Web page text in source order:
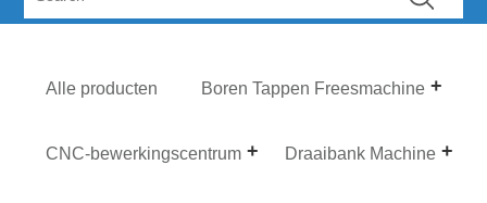
Alle producten Boren Tappen Freesmachine
CNC-bewerkingscentrum Draaibank Machine